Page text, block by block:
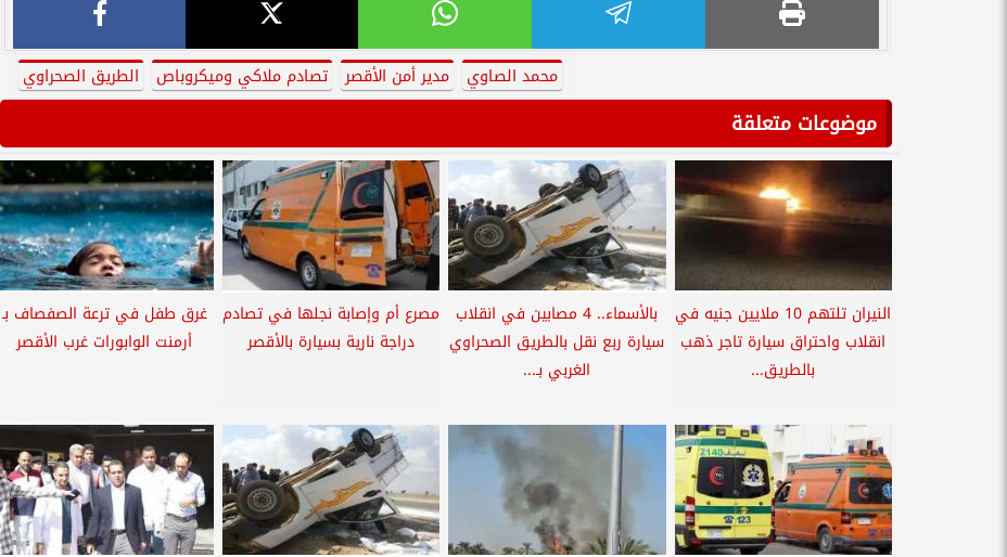
محمد الصاوي مدير أمن الأقصر تصادم ملاكي وميكروباص الطريق الصحراوي
موضوعات متعلقة
النيران تلتهم 10 ملايين جنيه في
انقلاب واحتراق سيارة تاجر ذهب
بالطريق...
بالأسماء.. 4 مصابين في انقلاب
سيارة ربع نقل بالطريق الصحراوي
الغربي بـ...
مصرع أم وإصابة نجلها في تصادم
دراجة نارية بسيارة بالأقصر
غرق طفل في ترعة الصفصاف بـ
أرمنت الوابورات غرب الأقصر